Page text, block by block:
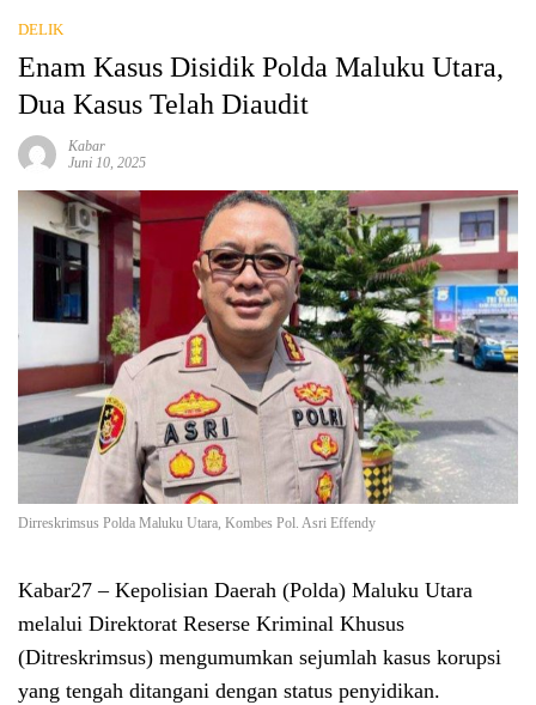
DELIK
Enam Kasus Disidik Polda Maluku Utara,
Dua Kasus Telah Diaudit
Kabar
Juni 10, 2025
Dirreskrimsus Polda Maluku Utara, Kombes Pol. Asri Effendy
Kabar27 – Kepolisian Daerah (Polda) Maluku Utara
melalui Direktorat Reserse Kriminal Khusus
(Ditreskrimsus) mengumumkan sejumlah kasus korupsi
yang tengah ditangani dengan status penyidikan.